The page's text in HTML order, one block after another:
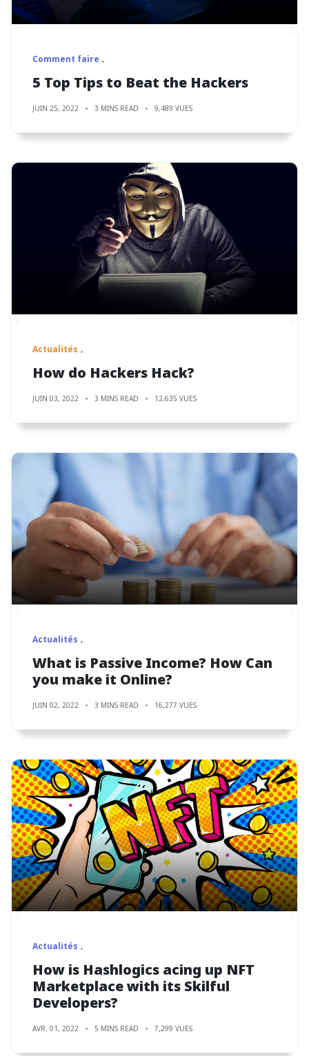
Comment faire
5 Top Tips to Beat the Hackers
JUIN 25, 2022 3 MINS READ 9,489 VUES
Actualités
How do Hackers Hack?
JUIN 03, 2022 3 MINS READ 12,635 VUES
Actualités
What is Passive Income? How Can
you make it Online?
JUIN 02, 2022 3 MINS READ 16,277 VUES
Actualités
How is Hashlogics acing up NFT
Marketplace with its Skilful
Developers?
AVR. 01, 2022 5 MINS READ 7,299 VUES